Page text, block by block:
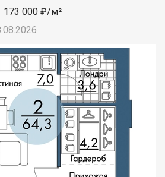
173 000 ₽/м²